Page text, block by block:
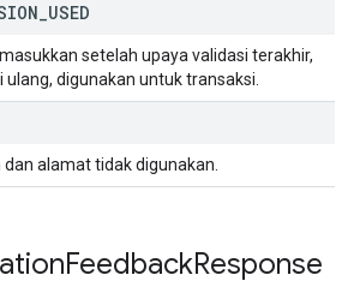
USED
setelah upaya validasi terakhir,
digunakan untuk transaksi.
alamat tidak digunakan.
FeedbackResponse